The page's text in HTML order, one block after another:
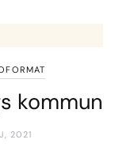
kommun
2021